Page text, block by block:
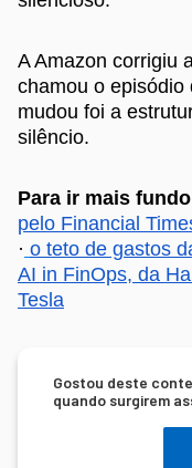
A Amazon corrigiu
chamou o episódio
mudou foi a
silêncio.
Para ir mais
pelo Financial
· o teto de gastos
AI in FinOps, da
Tesla
Gostou deste
quando surgirem